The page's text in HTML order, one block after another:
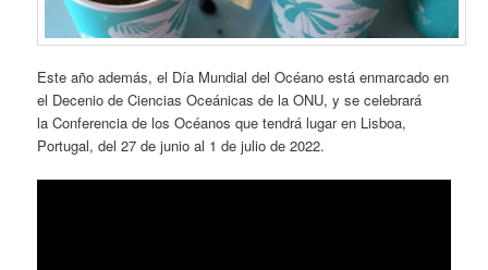
Este año además, el Día Mundial del Océano está enmarcado en
el Decenio de Ciencias Oceánicas de la ONU, y se celebrará
la Conferencia de los Océanos que tendrá lugar en Lisboa,
Portugal, del 27 de junio al 1 de julio de 2022.